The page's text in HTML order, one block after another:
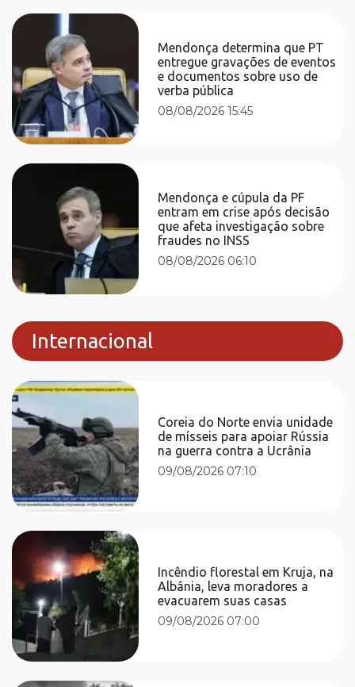
Mendonça determina que PT
entregue gravações de eventos
e documentos sobre uso de
verba pública
08/08/2026 15:45
Mendonça e cúpula da PF
entram em crise após decisão
que afeta investigação sobre
fraudes no INSS
08/08/2026 06:10
Internacional
Coreia do Norte envia unidade
de mísseis para apoiar Rússia
na guerra contra a Ucrânia
09/08/2026 07:10
Incêndio florestal em Kruja, na
Albânia, leva moradores a
evacuarem suas casas
09/08/2026 07:00